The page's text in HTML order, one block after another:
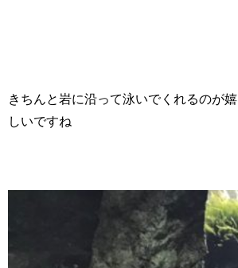
きちんと岩に沿って泳いでくれるのが嬉
しいですね